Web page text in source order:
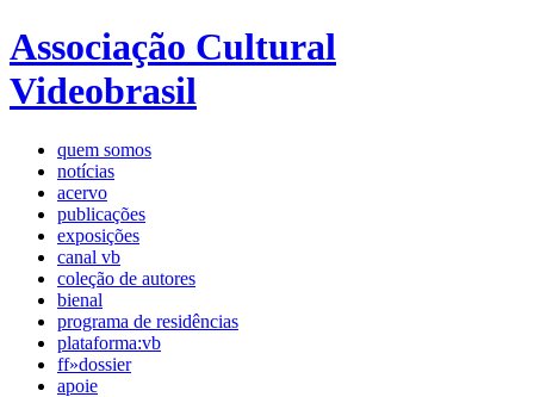
Associação Cultural
Videobrasil
quem somos
notícias
acervo
publicações
exposições
canal vb
coleção de autores
bienal
programa de residências
plataforma:vb
ff»dossier
apoie